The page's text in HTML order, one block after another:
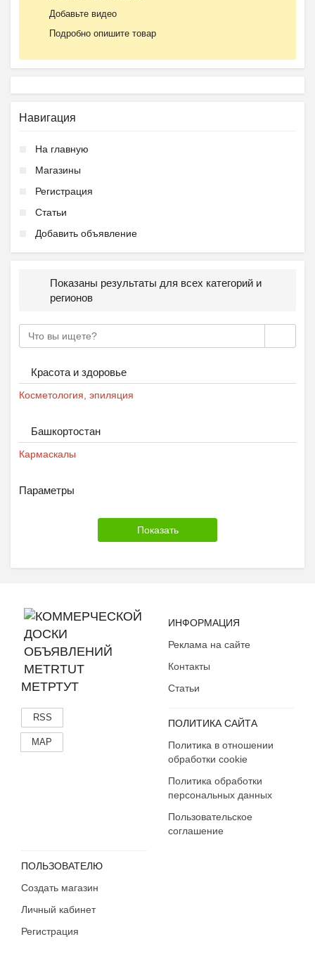
Добавьте видео
Подробно опишите товар
Навигация
На главную
Магазины
Регистрация
Статьи
Добавить объявление
Показаны результаты для всех категорий и
регионов
Красота и здоровье
Косметология, эпиляция
Башкортостан
Кармаскалы
Параметры
МЕТРТУТ
RSS
MAP
ИНФОРМАЦИЯ
Реклама на сайте
Контакты
Статьи
ПОЛИТИКА САЙТА
Политика в отношении
обработки cookie
Политика обработки
персональных данных
Пользовательское
соглашение
ПОЛЬЗОВАТЕЛЮ
Создать магазин
Личный кабинет
Регистрация